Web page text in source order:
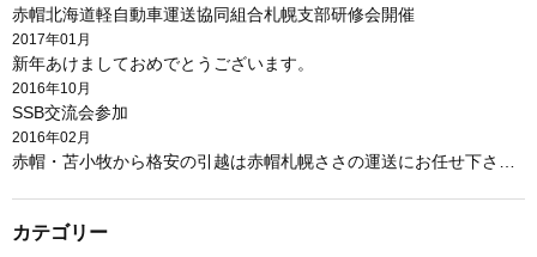
赤帽北海道軽自動車運送協同組合札幌支部研修会開催
2017年01月
新年あけましておめでとうございます。
2016年10月
SSB交流会参加
2016年02月
カテゴリー